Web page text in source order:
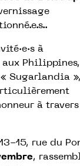
.
à
Philippines,
Sugarlandia »,
à travers
15, rue du
,